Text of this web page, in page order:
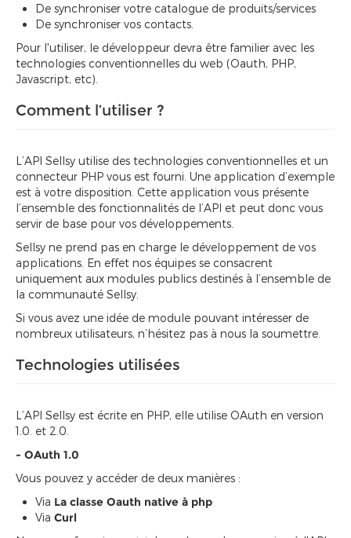
De synchroniser votre catalogue de produits/services
De synchroniser vos contacts.
Pour l'utiliser, le développeur devra être familier avec les
technologies conventionnelles du web (Oauth, PHP,
Javascript, etc).
Comment l’utiliser ?
L’API Sellsy utilise des technologies conventionnelles et un
connecteur PHP vous est fourni. Une application d’exemple
est à votre disposition. Cette application vous présente
l’ensemble des fonctionnalités de l’API et peut donc vous
servir de base pour vos développements.
Sellsy ne prend pas en charge le développement de vos
applications. En effet nos équipes se consacrent
uniquement aux modules publics destinés à l’ensemble de
la communauté Sellsy.
Si vous avez une idée de module pouvant intéresser de
nombreux utilisateurs, n’hésitez pas à nous la soumettre.
Technologies utilisées
L’API Sellsy est écrite en PHP, elle utilise OAuth en version
1.0. et 2.0.
- OAuth 1.0
Vous pouvez y accéder de deux manières :
Via La classe Oauth native à php
Via Curl